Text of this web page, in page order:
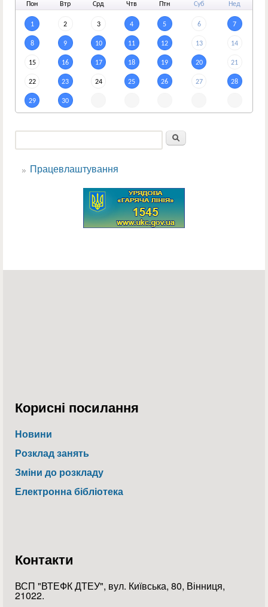
Пон Втр Срд Чтв Птн Суб Нед
1 2 3 4 5 6 7
8 9 10 11 12 13 14
15 16 17 18 19 20 21
22 23 24 25 26 27 28
29 30
Пошукова форма
Працевлаштування
Корисні посилання
Новини
Розклад занять
Зміни до розкладу
Електронна бібліотека
Контакти
ВСП "ВТЕФК ДТЕУ", вул. Київська, 80, Вінниця,
21022.